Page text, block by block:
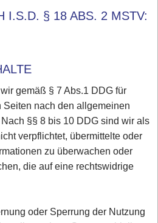
I.S.D. § 18 ABS. 2 MSTV:
gemäß § 7 Abs.1 DDG für
nach den allgemeinen
§§ 8 bis 10 DDG sind wir als
verpflichtet, übermittelte oder
zu überwachen oder
die auf eine rechtswidrige
oder Sperrung der Nutzung